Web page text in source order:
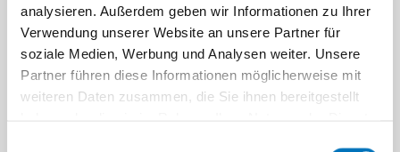
analysieren. Außerdem geben wir Informationen zu Ihrer
Verwendung unserer Website an unsere Partner für
soziale Medien, Werbung und Analysen weiter. Unsere
Partner führen diese Informationen möglicherweise mit
weiteren Daten zusammen, die Sie ihnen bereitgestellt
Automatiker/in EFZ